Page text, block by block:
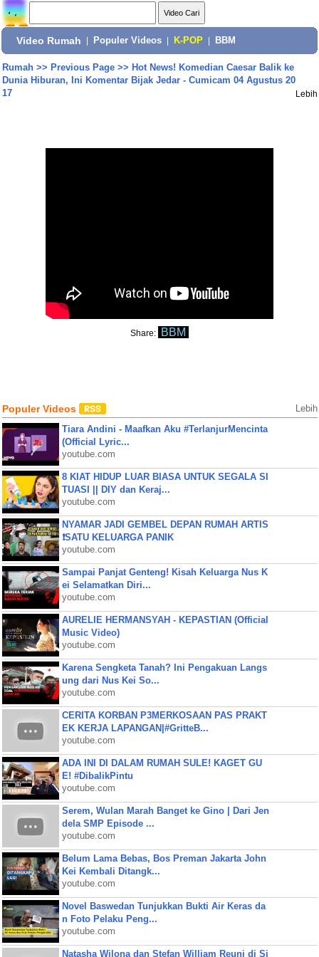
Video Rumah Populer Videos K-POP BBM
Rumah>> Previous Page>> Hot News! Komedian Caesar Balik ke
Dunia Hiburan, Ini Komentar Bijak Jedar - Cumicam 04 Agustus 20
17
Lebih
Share: BBM
Populer Videos Lebih
Tiara Andini - Maafkan Aku #TerlanjurMencinta
(Official Lyric...
youtube.com
8 KIAT HIDUP LUAR BIASA UNTUK SEGALA SI
TUASI || DIY dan Keraj...
youtube.com
NYAMAR JADI GEMBEL DEPAN RUMAH ARTIS
❗SATU KELUARGA PANIK
youtube.com
Sampai Panjat Genteng! Kisah Keluarga Nus K
ei Selamatkan Diri...
youtube.com
AURELIE HERMANSYAH - KEPASTIAN (Official
Music Video)
youtube.com
Karena Sengketa Tanah? Ini Pengakuan Langs
ung dari Nus Kei So...
youtube.com
CERITA KORBAN P3MERKOSAAN PAS PRAKT
EK KERJA LAPANGAN|#GritteB...
youtube.com
ADA INI DI DALAM RUMAH SULE! KAGET GU
E! #DibalikPintu
youtube.com
Serem, Wulan Marah Banget ke Gino | Dari Jen
dela SMP Episode ...
youtube.com
Belum Lama Bebas, Bos Preman Jakarta John
Kei Kembali Ditangk...
youtube.com
Novel Baswedan Tunjukkan Bukti Air Keras da
n Foto Pelaku Peng...
youtube.com
Natasha Wilona dan Stefan William Reuni di Si